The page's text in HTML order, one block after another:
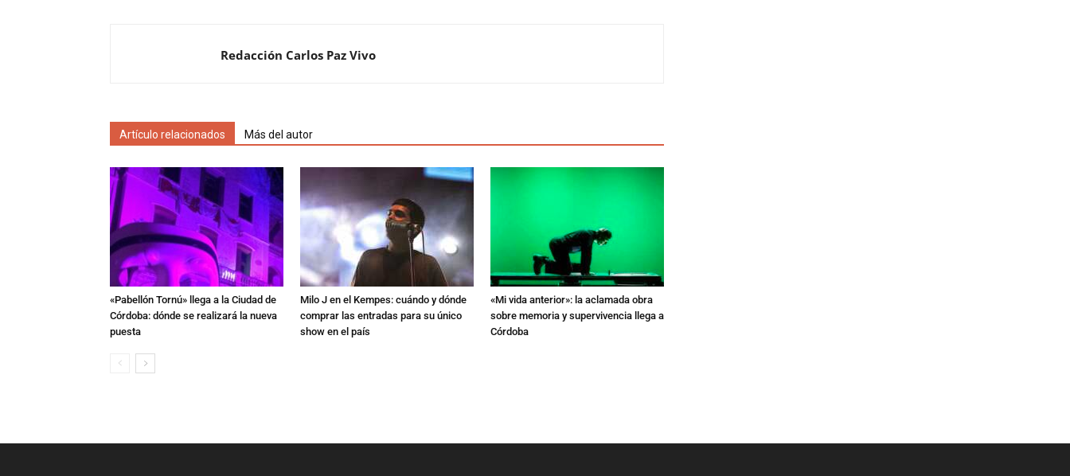
Redacción Carlos Paz Vivo
Artículo relacionados Más del autor
«Pabellón Tornú» llega a la Ciudad de
Córdoba: dónde se realizará la nueva
puesta
Milo J en el Kempes: cuándo y dónde
comprar las entradas para su único
show en el país
«Mi vida anterior»: la aclamada obra
sobre memoria y supervivencia llega a
Córdoba